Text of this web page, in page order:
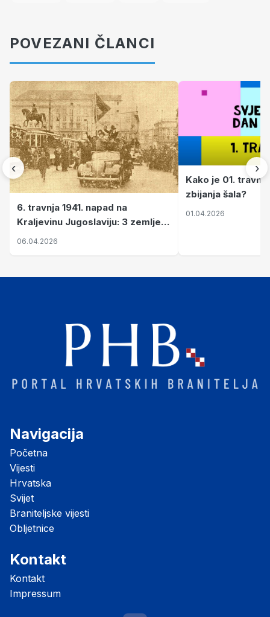
POVEZANI ČLANCI
‹
6. travnja 1941. napad na
Kraljevinu Jugoslaviju: 3 zemlje
nastale njenim raspadom
06.04.2026
Kako je 01.
zbijanja šala?
01.04.2026
›
Navigacija
Početna
Vijesti
Hrvatska
Svijet
Braniteljske vijesti
Obljetnice
Kontakt
Kontakt
Impressum